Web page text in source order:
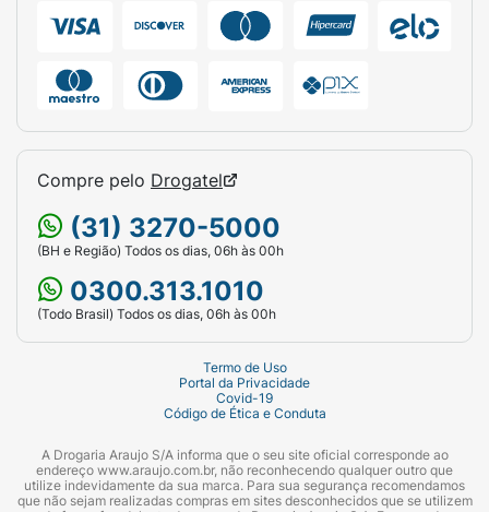
Compre pelo Drogatel
(31) 3270-5000
(BH e Região) Todos os dias, 06h às 00h
0300.313.1010
(Todo Brasil) Todos os dias, 06h às 00h
Termo de Uso
Portal da Privacidade
Covid-19
Código de Ética e Conduta
A Drogaria Araujo S/A informa que o seu site oficial corresponde ao
endereço www.araujo.com.br, não reconhecendo qualquer outro que
utilize indevidamente da sua marca. Para sua segurança recomendamos
que não sejam realizadas compras em sites desconhecidos que se utilizem